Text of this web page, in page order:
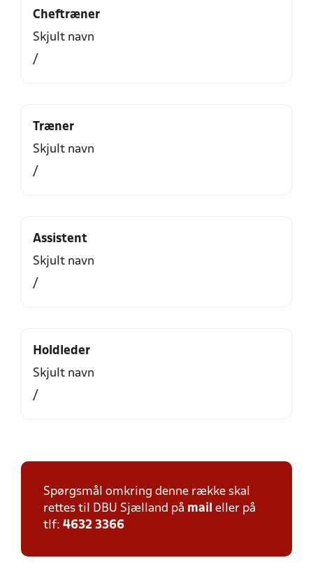
Cheftræner
Skjult navn
/
Træner
Skjult navn
/
Assistent
Skjult navn
/
Holdleder
Skjult navn
/
Spørgsmål omkring denne række skal
rettes til DBU Sjælland på mail eller på
tlf: 4632 3366